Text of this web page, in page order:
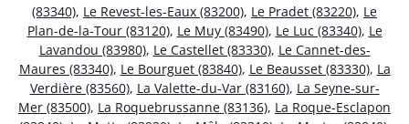
(83340), Le Revest-les-Eaux (83200), Le Pradet (83220), Le
Plan-de-la-Tour (83120), Le Muy (83490), Le Luc (83340), Le
Lavandou (83980), Le Castellet (83330), Le Cannet-des-
Maures (83340), Le Bourguet (83840), Le Beausset (83330), La
Verdière (83560), La Valette-du-Var (83160), La Seyne-sur-
Mer (83500), La Roquebrussanne (83136), La Roque-Esclapon